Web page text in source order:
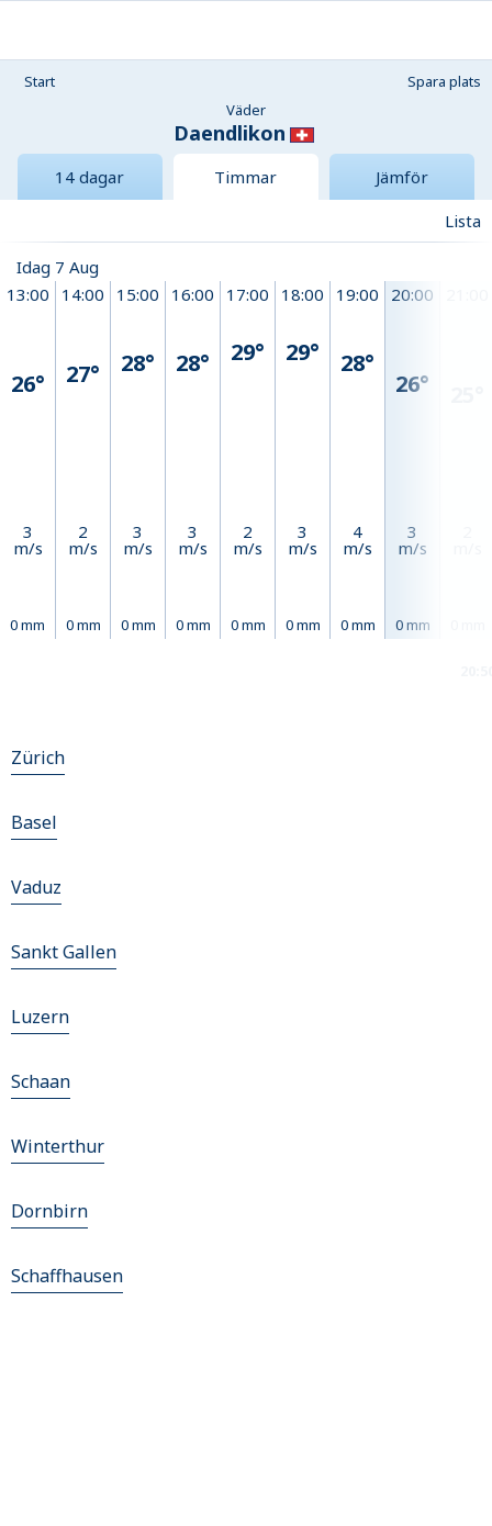
Start
Spara plats
Väder
Daendlikon
14 dagar Timmar
Jämför
Lista
Idag 7 Aug
13:00
26°
3
m/s
0 mm
14:00
27°
2
m/s
0 mm
15:00
28°
3
m/s
0 mm
16:00
28°
3
m/s
0 mm
17:00
29°
2
m/s
0 mm
18:00
29°
3
m/s
0 mm
19:00
28°
4
m/s
0 mm
20:00
26°
3
m/s
0 mm
Zürich
Basel
Vaduz
Sankt Gallen
Luzern
Schaan
Winterthur
Dornbirn
Schaffhausen